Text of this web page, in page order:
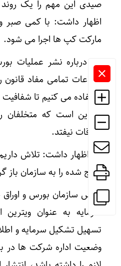
صیدی این مهم را یک روند
اظهار داشت: با کمی صبر
مارکت کپ ها اجرا می شود.
وی درباره نشر عملیات
اطلاعات تمامی مفاد قانون
استفاده می کنیم تا شفافیت
ما این است که متخلفان
اتفاقات نیفتد.
وی اظهار داشت: تلاش
خارج شده را به سازمان باز
رئیس سازمان بورس و اوراق
سرمایه به عنوان
تسهیل تشکیل سرمایه و
وضعیت اداره شرکت ها در